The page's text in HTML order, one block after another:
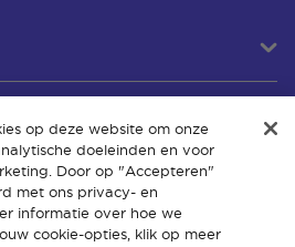
op deze website om onze
doeleinden en voor
Door op "Accepteren"
met ons privacy- en
informatie over hoe we
cookie-opties, klik op meer